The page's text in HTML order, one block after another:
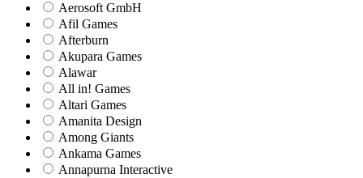
Aerosoft GmbH
Afil Games
Afterburn
Akupara Games
Alawar
All in! Games
Altari Games
Amanita Design
Among Giants
Ankama Games
Annapurna Interactive